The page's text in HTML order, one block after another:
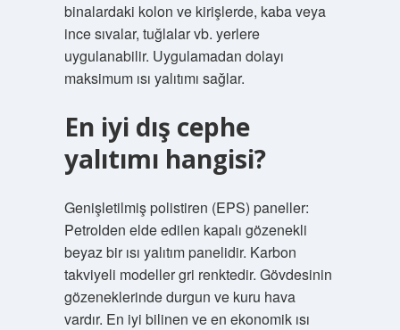
binalardaki kolon ve kirişlerde, kaba veya
ince sıvalar, tuğlalar vb. yerlere
uygulanabilir. Uygulamadan dolayı
maksimum ısı yalıtımı sağlar.
En iyi dış cephe
yalıtımı hangisi?
Genişletilmiş polistiren (EPS) paneller:
Petrolden elde edilen kapalı gözenekli
beyaz bir ısı yalıtım panelidir. Karbon
takviyeli modeller gri renktedir. Gövdesinin
gözeneklerinde durgun ve kuru hava
vardır. En iyi bilinen ve en ekonomik ısı